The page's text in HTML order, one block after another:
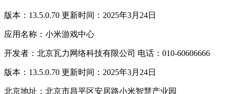
版本：13.5.0.70 更新时间：2025年3月24日
应用名称：小米游戏中心
开发者：北京瓦力网络科技有限公司 电话：010-60606666
版本：13.5.0.70 更新时间：2025年3月24日
北京地址：北京市昌平区安居路小米智慧产业园